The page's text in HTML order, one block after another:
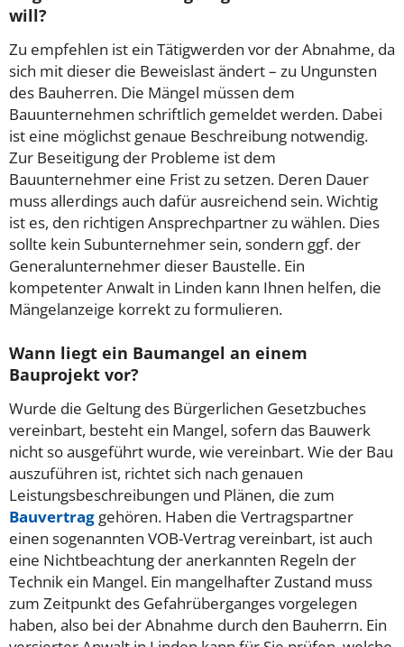
will?
Zu empfehlen ist ein Tätigwerden vor der Abnahme, da
sich mit dieser die Beweislast ändert – zu Ungunsten
des Bauherren. Die Mängel müssen dem
Bauunternehmen schriftlich gemeldet werden. Dabei
ist eine möglichst genaue Beschreibung notwendig.
Zur Beseitigung der Probleme ist dem
Bauunternehmer eine Frist zu setzen. Deren Dauer
muss allerdings auch dafür ausreichend sein. Wichtig
ist es, den richtigen Ansprechpartner zu wählen. Dies
sollte kein Subunternehmer sein, sondern ggf. der
Generalunternehmer dieser Baustelle. Ein
kompetenter Anwalt in Linden kann Ihnen helfen, die
Mängelanzeige korrekt zu formulieren.
Wann liegt ein Baumangel an einem
Bauprojekt vor?
Wurde die Geltung des Bürgerlichen Gesetzbuches
vereinbart, besteht ein Mangel, sofern das Bauwerk
nicht so ausgeführt wurde, wie vereinbart. Wie der Bau
auszuführen ist, richtet sich nach genauen
Leistungsbeschreibungen und Plänen, die zum
Bauvertrag gehören. Haben die Vertragspartner
einen sogenannten VOB-Vertrag vereinbart, ist auch
eine Nichtbeachtung der anerkannten Regeln der
Technik ein Mangel. Ein mangelhafter Zustand muss
zum Zeitpunkt des Gefahrüberganges vorgelegen
haben, also bei der Abnahme durch den Bauherrn. Ein